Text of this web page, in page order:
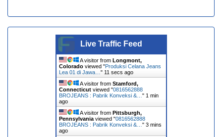
Live Traffic Feed
A visitor from Longmont,
Coloradoviewed "Produksi Celana Jeans
Lea 01 di Jawa… " 12 secs ago
A visitor from Stamford,
Connecticutviewed "0816562888
BROJEANS : Pabrik Konveksi &… " 1 min
ago
A visitor from Pittsburgh,
Pennsylvaniaviewed "0816562888
BROJEANS : Pabrik Konveksi &… " 3 mins
ago